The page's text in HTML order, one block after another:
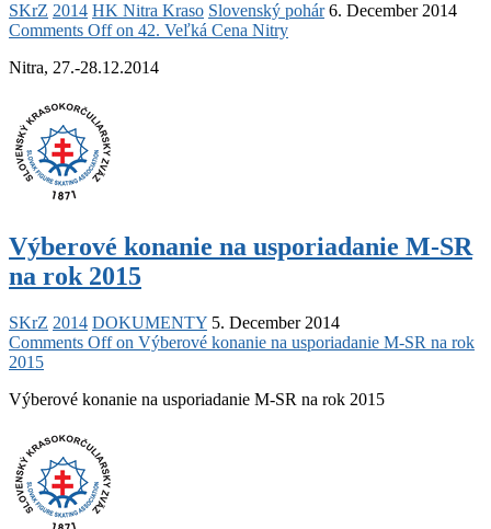
SKrZ 2014 HK Nitra Kraso Slovenský pohár 6. December 2014
Comments Offon 42. Veľká Cena Nitry
Nitra, 27.-28.12.2014
Výberové konanie na usporiadanie M-SR
na rok 2015
SKrZ 2014 DOKUMENTY 5. December 2014
Comments Offon Výberové konanie na usporiadanie M-SR na rok
2015
Výberové konanie na usporiadanie M-SR na rok 2015